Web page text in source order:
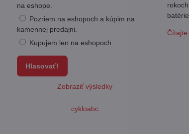
Čítajte
na eshope.
Pozriem na eshopoch a kúpim na
kamennej predajni.
Kupujem len na eshopoch.
Hlasovať!
Zobraziť výsledky
cykloabc